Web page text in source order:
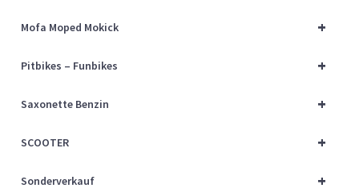
+
Mofa Moped Mokick
+
Pitbikes – Funbikes
+
Saxonette Benzin
+
SCOOTER
+
Sonderverkauf